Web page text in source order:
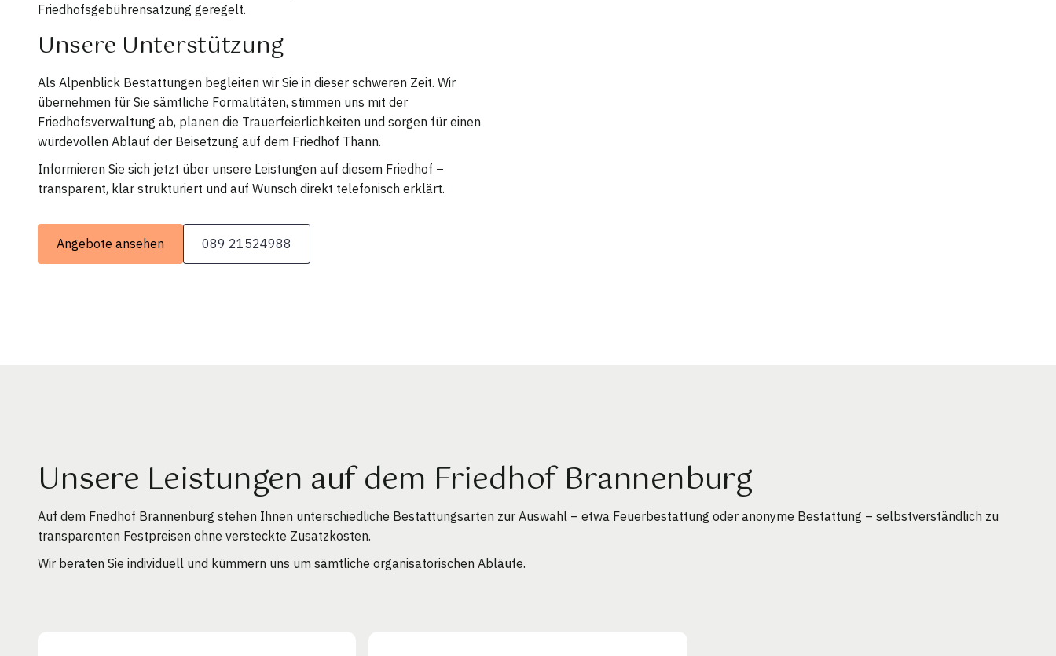
Friedhofsgebührensatzung geregelt.
Unsere Unterstützung
Als Alpenblick Bestattungen begleiten wir Sie in dieser schweren Zeit. Wir
übernehmen für Sie sämtliche Formalitäten, stimmen uns mit der
Friedhofsverwaltung ab, planen die Trauerfeierlichkeiten und sorgen für einen
würdevollen Ablauf der Beisetzung auf dem Friedhof Thann.
Informieren Sie sich jetzt über unsere Leistungen auf diesem Friedhof –
transparent, klar strukturiert und auf Wunsch direkt telefonisch erklärt.
Angebote ansehen 089 21524988
Unsere Leistungen auf dem Friedhof Brannenburg
Auf dem Friedhof Brannenburg stehen Ihnen unterschiedliche Bestattungsarten zur Auswahl – etwa Feuerbestattung oder anonyme Bestattung – selbstverständlich zu
transparenten Festpreisen ohne versteckte Zusatzkosten.
Wir beraten Sie individuell und kümmern uns um sämtliche organisatorischen Abläufe.